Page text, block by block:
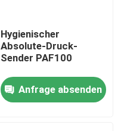
Hygienischer
Absolute-Druck-
Sender PAF100
Anfrage absenden